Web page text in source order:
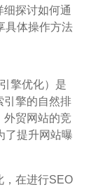
探讨如何通
具体操作方法
擎优化）是
引擎的自然排
外贸网站的竞
了提升网站曝
，在进行SEO